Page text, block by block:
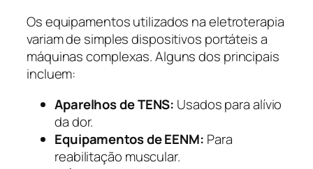
Os equipamentos utilizados na eletroterapia
variam de simples dispositivos portáteis a
máquinas complexas. Alguns dos principais
incluem:
Aparelhos de TENS: Usados para alívio
da dor.
Equipamentos de EENM: Para
reabilitação muscular.